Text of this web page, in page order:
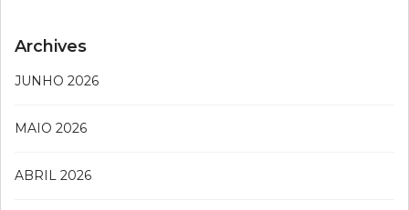
Archives
JUNHO 2026
MAIO 2026
ABRIL 2026